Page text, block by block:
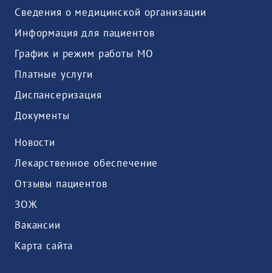
Сведения о медицинской организации
Информация для пациентов
График и режим работы МО
Платные услуги
Диспансеризация
Документы
Новости
Лекарственное обеспечение
Отзывы пациентов
ЗОЖ
Вакансии
Карта сайта